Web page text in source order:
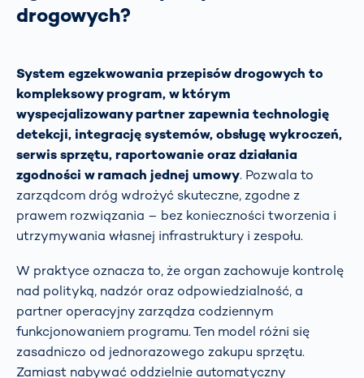
drogowych?
System egzekwowania przepisów drogowych to
kompleksowy program, w którym
wyspecjalizowany partner zapewnia technologię
detekcji, integrację systemów, obsługę wykroczeń,
serwis sprzętu, raportowanie oraz działania
zgodności w ramach jednej umowy. Pozwala to
zarządcom dróg wdrożyć skuteczne, zgodne z
prawem rozwiązania – bez konieczności tworzenia i
utrzymywania własnej infrastruktury i zespołu.
W praktyce oznacza to, że organ zachowuje kontrolę
nad polityką, nadzór oraz odpowiedzialność, a
partner operacyjny zarządza codziennym
funkcjonowaniem programu. Ten model różni się
zasadniczo od jednorazowego zakupu sprzętu.
Zamiast nabywać oddzielnie automatyczny